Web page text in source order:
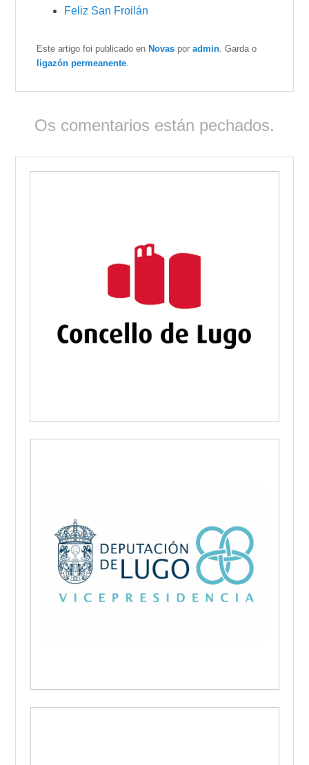
Feliz San Froilán
Este artigo foi publicado enNovas poradmin . Garda o
ligazón permeanente
Os comentarios están pechados.